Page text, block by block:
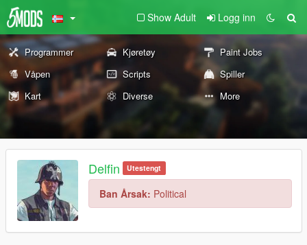
Show Adult Logg inn
Programmer Kjøretøy
Paint Jobs
Våpen
Scripts
Spiller
Kart
Diverse More
Delfin Utestengt
Ban Årsak: Political